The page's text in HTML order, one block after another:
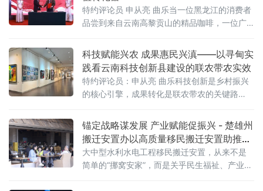
特约评论员 申从亮 曲乐当一位黑龙江的消费者
品尝到来自云南高黎贡山的精品咖啡，一位广
旅，一种基于品质与信任的连接便悄然建立。
这背后，远不止是商品的流通，更是一个区域
发展战略与全国市场网络之间价值共振的生动
写照。
科技赋能兴农 成果惠民兴滇——以寻甸实
践看云南科技创新县建设的联农带农实效
特约评论员：申从亮 曲乐科技创新是乡村振兴
的核心引擎，成果转化是联农带农的关键路
抓手，推动科技资源下沉、技术成果落地，让
科技创新从“实验室”走进“田间地头”，从“纸上成
果”变为“袋中收益”。昆明市寻甸回族彝族自治
县作为云南省乡村振兴科技创新县、全国科普
县，深耕科技创新县项目建设，聚焦农业农村
锚定战略谋发展 产业赋能促振兴 - 楚雄州
搬迁安置办以高质量移民搬迁安置助推产
业发展新实践
大中型水利水电工程移民搬迁安置，从来不是
简单的“挪窝安家”，而是关乎民生福祉、产业升